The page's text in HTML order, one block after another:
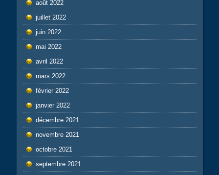
août 2022
juillet 2022
juin 2022
mai 2022
avril 2022
mars 2022
février 2022
janvier 2022
décembre 2021
novembre 2021
octobre 2021
septembre 2021